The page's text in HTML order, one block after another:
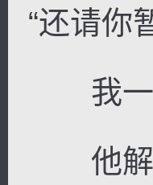
“还请你
我一
他解